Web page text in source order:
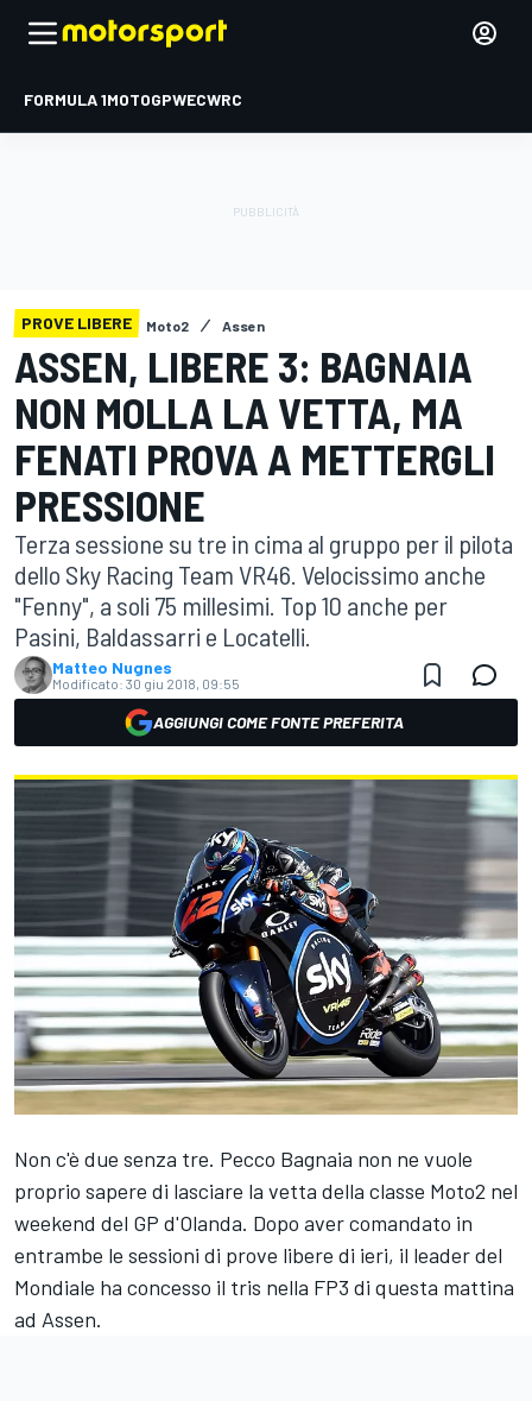
FORMULA 1MOTOGPWECWRC
PROVE LIBERE Moto2 Assen
ASSEN, LIBERE 3: BAGNAIA
NON MOLLA LA VETTA, MA
FENATI PROVA A METTERGLI
PRESSIONE
Terza sessione su tre in cima al gruppo per il pilota
dello Sky Racing Team VR46. Velocissimo anche
"Fenny", a soli 75 millesimi. Top 10 anche per
Pasini, Baldassarri e Locatelli.
Matteo Nugnes
Modificato: 30 giu 2018, 09:55
AGGIUNGI COME FONTE PREFERITA
Non c'è due senza tre. Pecco Bagnaia non ne vuole
proprio sapere di lasciare la vetta della classe Moto2 nel
weekend del GP d'Olanda. Dopo aver comandato in
entrambe le sessioni di prove libere di ieri, il leader del
Mondiale ha concesso il tris nella FP3 di questa mattina
ad Assen.